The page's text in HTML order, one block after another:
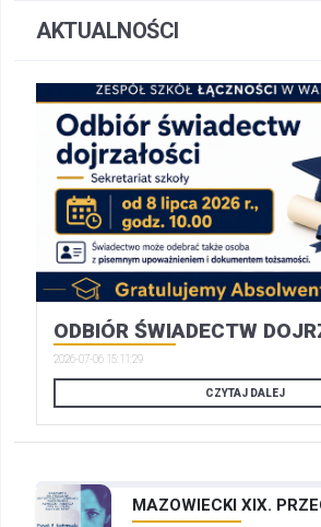
AKTUALNOŚCI
ODBIÓR ŚWIADECTW
2026-07-06 15:11:29
CZYTAJ DALEJ
MAZOWIECKI XIX.